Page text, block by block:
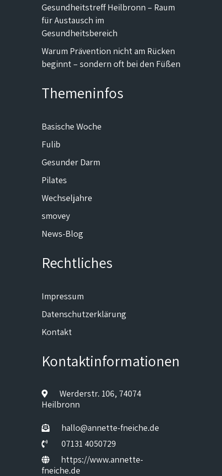
Gesundheitstreff Heilbronn – Raum
für Austausch im
Gesundheitsbereich
Warum Prävention nicht am Rücken
beginnt – sondern oft bei den Füßen
Themeninfos
Basische Woche
Fulib
Gesunder Darm
Pilates
Wechseljahre
smovey
News-Blog
Rechtliches
Impressum
Datenschutzerklärung
Kontakt
Kontaktinformationen
Werderstr. 106, 74074
Heilbronn
hallo@annette-fneiche.de
07131 4050729
https://www.annette-
fneiche.de